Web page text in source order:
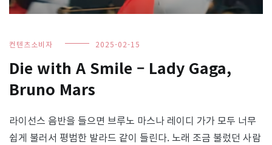
컨텐츠소비자 2025-02-15
Die with A Smile – Lady Gaga,
Bruno Mars
라이선스 음반을 들으면 브루노 마스나 레이디 가가 모두 너무
쉽게 불러서 평범한 발라드 같이 들린다. 노래 조금 불렀던 사람